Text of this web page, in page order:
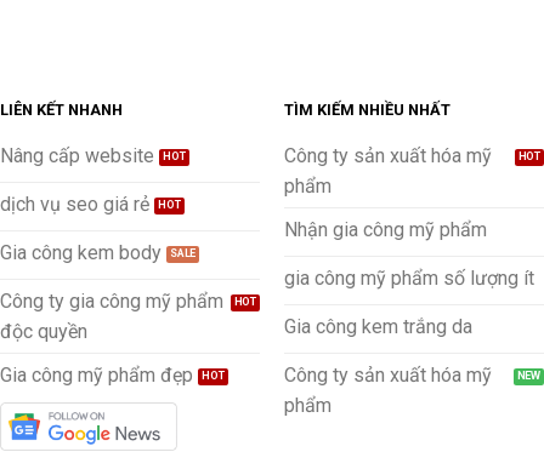
LIÊN KẾT NHANH
Nâng cấp website
dịch vụ seo giá rẻ
Gia công kem body
Công ty gia công mỹ phẩm
độc quyền
Gia công mỹ phẩm đẹp
TÌM KIẾM NHIỀU NHẤT
Công ty sản xuất hóa mỹ
phẩm
Nhận gia công mỹ phẩm
gia công mỹ phẩm số lượng ít
Gia công kem trắng da
Công ty sản xuất hóa mỹ
phẩm